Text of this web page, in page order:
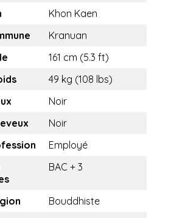
Khon Kaen
Kranuan
161 cm (5.3 ft)
49 kg (108 lbs)
Noir
Noir
Employé
BAC + 3
Bouddhiste